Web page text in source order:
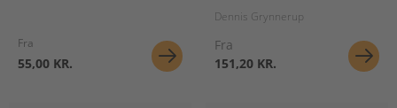
Fra
55,00 KR.
Dennis Grynnerup
Fra
151,20 KR.